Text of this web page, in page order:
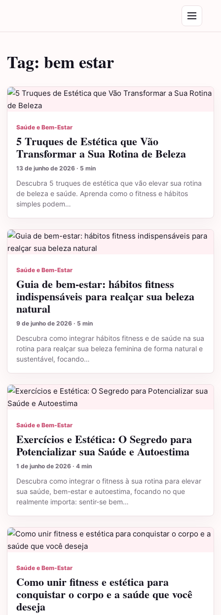
Abrir menu
Tag: bem estar
Saúde e Bem-Estar
5 Truques de Estética que Vão
Transformar a Sua Rotina de Beleza
13 de junho de 2026 · 5 min
Descubra 5 truques de estética que vão elevar sua rotina
de beleza e saúde. Aprenda como o fitness e hábitos
simples podem…
Saúde e Bem-Estar
Guia de bem-estar: hábitos fitness
indispensáveis para realçar sua beleza
natural
9 de junho de 2026 · 5 min
Descubra como integrar hábitos fitness e de saúde na sua
rotina para realçar sua beleza feminina de forma natural e
sustentável, focando…
Saúde e Bem-Estar
Exercícios e Estética: O Segredo para
Potencializar sua Saúde e Autoestima
1 de junho de 2026 · 4 min
Descubra como integrar o fitness à sua rotina para elevar
sua saúde, bem-estar e autoestima, focando no que
realmente importa: sentir-se bem…
Saúde e Bem-Estar
Como unir fitness e estética para
conquistar o corpo e a saúde que você
deseja